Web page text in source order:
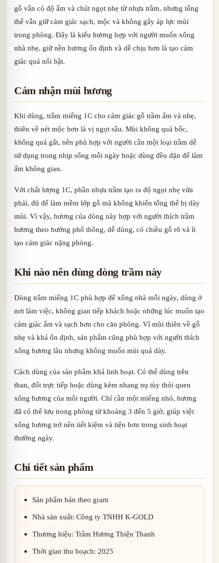
gỗ vẫn có độ ấm và chút ngọt nhẹ từ nhựa trầm, nhưng tổng
thể vẫn giữ cảm giác sạch, mộc và không gây áp lực mùi
trong phòng. Đây là kiểu hương hợp với người muốn xông
nhà nhẹ, giữ nền hương ổn định và dễ chịu hơn là tạo cảm
giác quá nổi bật.
Cảm nhận mùi hương
Khi dùng, trầm miếng 1C cho cảm giác gỗ trầm ấm và nhẹ,
thiên về nét mộc hơn là vị ngọt sâu. Mùi không quá bốc,
không quá gắt, nên phù hợp với người cần một loại trầm dễ
sử dụng trong nhịp sống mỗi ngày hoặc dùng đều đặn để làm
ấm không gian.
Với chất lượng 1C, phần nhựa trầm tạo ra độ ngọt nhẹ vừa
phải, đủ để làm mềm lớp gỗ mà không khiến tổng thể bị dày
mùi. Vì vậy, hương của dòng này hợp với người thích trầm
hương theo hướng phổ thông, dễ dùng, có chiều gỗ rõ và ít
tạo cảm giác nặng phòng.
Khi nào nên dùng dòng trầm này
Dòng trầm miếng 1C phù hợp để xông nhà mỗi ngày, dùng ở
nơi làm việc, không gian tiếp khách hoặc những lúc muốn tạo
cảm giác ấm và sạch hơn cho căn phòng. Vì mùi thiên về gỗ
nhẹ và khá ổn định, sản phẩm cũng phù hợp với người thích
xông hương lâu nhưng không muốn mùi quá dày.
Cách dùng của sản phẩm khá linh hoạt. Có thể dùng trên
than, đốt trực tiếp hoặc dùng kèm nhang nụ tùy thói quen
xông hương của mỗi người. Chỉ cần một miếng nhỏ, hương
đã có thể lưu trong phòng từ khoảng 3 đến 5 giờ, giúp việc
xông hương trở nên tiết kiệm và tiện hơn trong sinh hoạt
thường ngày.
Chi tiết sản phẩm
Sản phẩm bán theo gram
Nhà sản xuất: Công ty TNHH K-GOLD
Thương hiệu: Trầm Hương Thiện Thanh
Thời gian thu hoạch: 2025